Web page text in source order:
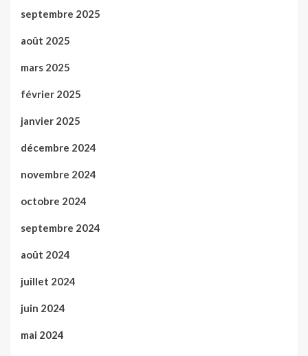
septembre 2025
août 2025
mars 2025
février 2025
janvier 2025
décembre 2024
novembre 2024
octobre 2024
septembre 2024
août 2024
juillet 2024
juin 2024
mai 2024